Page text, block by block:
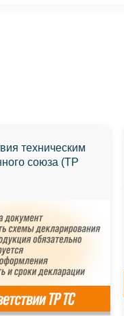
техническим
союза (ТР